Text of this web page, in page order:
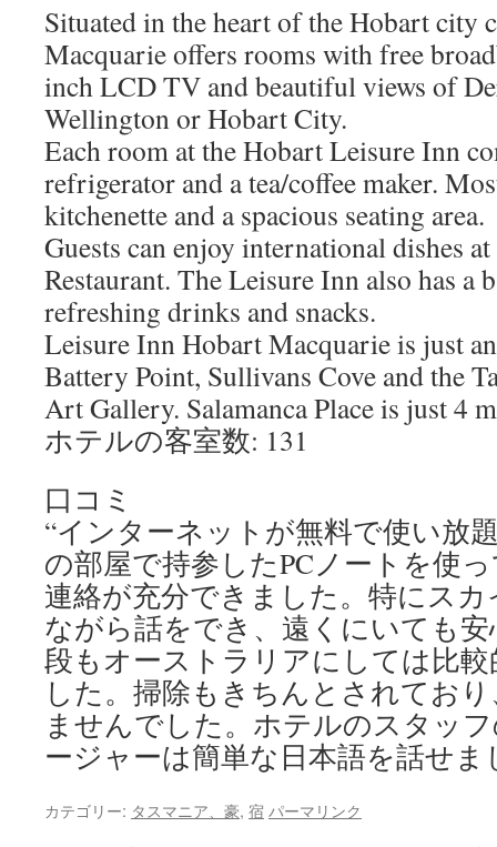
Situated in the heart of the Hobart city
Macquarie offers rooms with free
inch LCD TV and beautiful views of
Wellington or Hobart City.
Each room at the Hobart Leisure Inn
refrigerator and a tea/coffee maker.
kitchenette and a spacious seating area.
Guests can enjoy international dishes
Restaurant. The Leisure Inn also has a
refreshing drinks and snacks.
Leisure Inn Hobart Macquarie is just
Battery Point, Sullivans Cove and the
Art Gallery. Salamanca Place is just 4
ホテルの客室数: 131
口コミ
“インターネットが無料で使い放
の部屋で持参したPCノートを使
連絡が充分できました。特にス
ながら話をでき、遠くにいても
段もオーストラリアにしては比
した。掃除もきちんとされてお
ませんでした。ホテルのスタッ
ージャーは簡単な日本語を話せま
カテゴリー: タスマニア、豪, 宿 パーマリンク